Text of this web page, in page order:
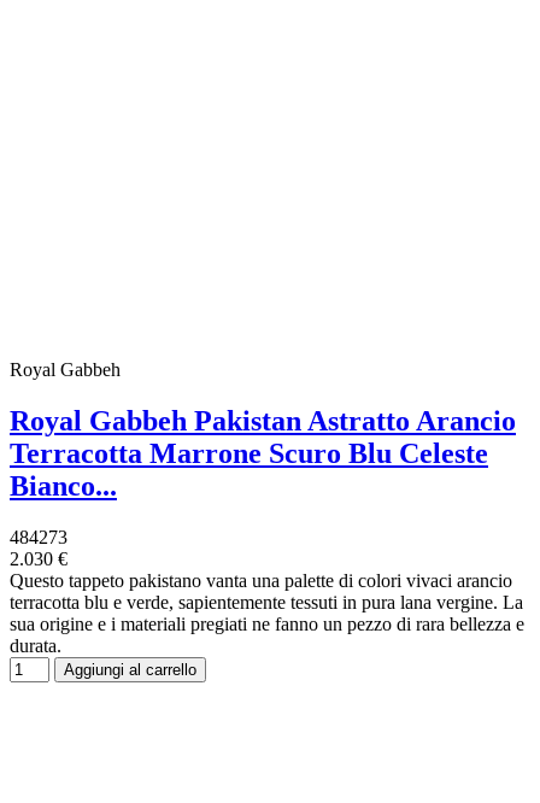
Royal Gabbeh
Royal Gabbeh Pakistan Astratto Arancio
Terracotta Marrone Scuro Blu Celeste
Bianco...
484273
2.030 €
Questo tappeto pakistano vanta una palette di colori vivaci arancio
terracotta blu e verde, sapientemente tessuti in pura lana vergine. La
sua origine e i materiali pregiati ne fanno un pezzo di rara bellezza e
durata.
Aggiungi al carrello